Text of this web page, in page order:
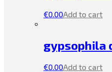
€0.00Add to cart
gypsophila
€0.00Add to cart